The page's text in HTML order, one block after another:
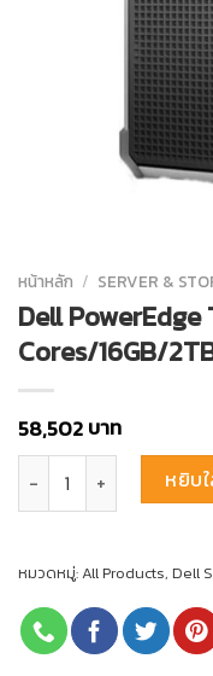
หน้าหลัก / SERVER &
Dell
Cores/16GB/
58,502บาท
จำนวน Dell PowerEdge
หยิบ
หมวดหมู่:All Products, Dell